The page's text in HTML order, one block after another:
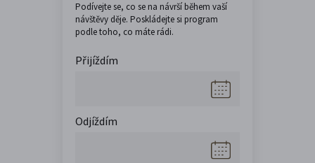
Podívejte se, co se na návrší během vaší
návštěvy děje. Poskládejte si program
podle toho, co máte rádi.
Přijíždím
Odjíždím